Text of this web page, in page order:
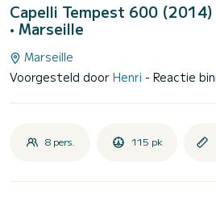
Capelli Tempest 600 (2014)
• Marseille
Marseille
Voorgesteld door Henri - Reactie
8 pers. 115 pk